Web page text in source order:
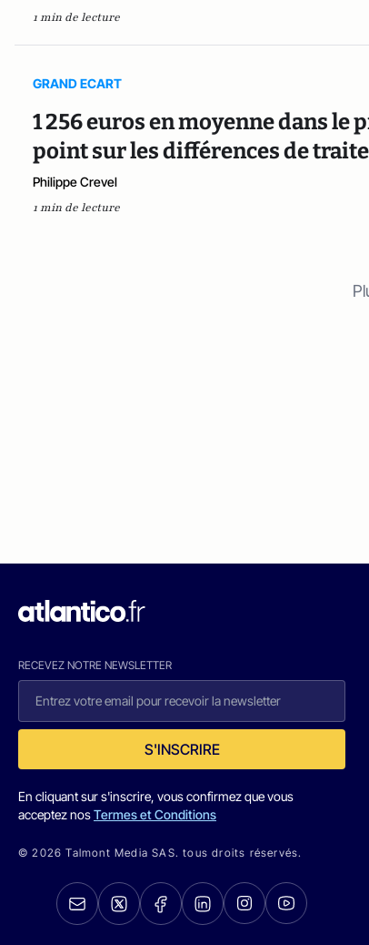
1 min de lecture
GRAND ECART
1 256 euros en moyenne dans le
point sur les différences de
Philippe Crevel
1 min de lecture
RECEVEZ NOTRE NEWSLETTER
S'INSCRIRE
En cliquant sur s'inscrire, vous confirmez que vous
acceptez nosTermes et Conditions
© 2026 Talmont Media SAS. tous droits réservés.